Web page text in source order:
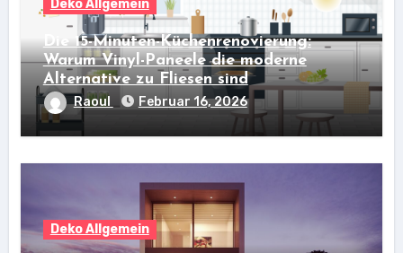
Deko Allgemein
Die 15-Minuten-Küchenrenovierung:
Warum Vinyl-Paneele die moderne
Alternative zu Fliesen sind
Raoul Februar 16, 2026
Deko Allgemein